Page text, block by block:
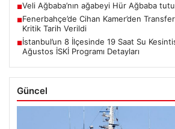
■Veli Ağbaba’nın ağabeyi Hür Ağbaba
■Fenerbahçe’de Cihan Kamer’den
Kritik Tarih Verildi
■İstanbul’un 8 İlçesinde 19 Saat Su
Ağustos İSKİ Programı Detayları
Güncel